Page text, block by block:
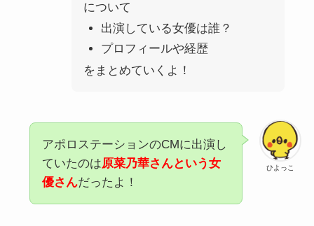
について
出演している女優は誰？
プロフィールや経歴
をまとめていくよ！
ひよっこ
アポロステーションのCMに出演し
ていたのは原菜乃華さんという女
優さんだったよ！